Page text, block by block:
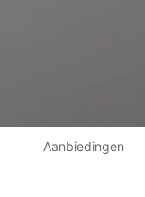
Aanbiedingen